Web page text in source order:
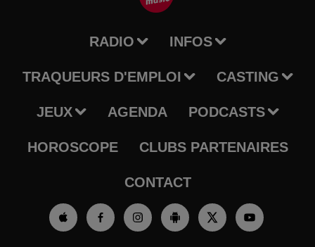
RADIO INFOS
TRAQUEURS D'EMPLOI CASTING
JEUX AGENDA PODCASTS
HOROSCOPE CLUBS PARTENAIRES
CONTACT